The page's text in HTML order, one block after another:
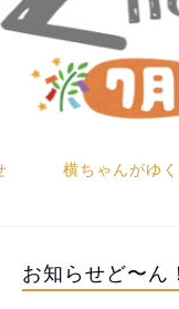
横ちゃんがゆ
お知らせど〜ん！